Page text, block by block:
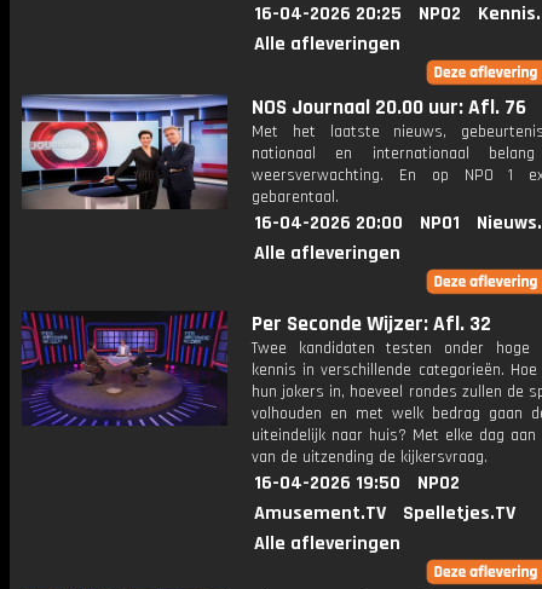
16-04-2026 20:25 NPO2
Alle afleveringen
NOS Journaal 20.00 uur: Afl. 76
Met het laatste nieuws,
nationaal en internationaal
weersverwachting. En op NPO 1
gebarentaal.
16-04-2026 20:00 NPO1
Alle afleveringen
Per Seconde Wijzer: Afl. 32
Twee kandidaten testen onder hoge
kennis in verschillende categorieën.
hun jokers in, hoeveel rondes zullen de
volhouden en met welk bedrag gaan
uiteindelijk naar huis? Met elke dag
van de uitzending de kijkersvraag.
16-04-2026 19:50
NPO2
Amusement.TV
Spelletjes.TV
Alle afleveringen